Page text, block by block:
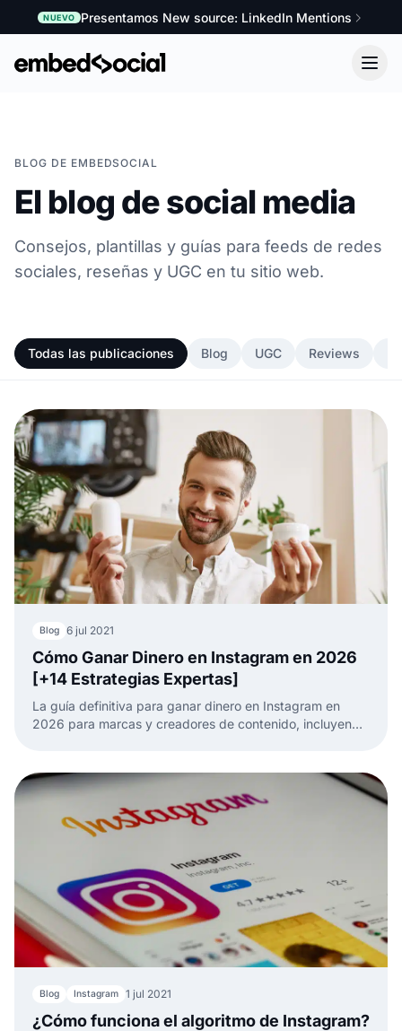
NUEVO Presentamos New source: LinkedIn Mentions
BLOG DE EMBEDSOCIAL
El blog de social media
Consejos, plantillas y guías para feeds de redes
sociales, reseñas y UGC en tu sitio web.
Todas las publicaciones Blog UGC Reviews
Blog 6 jul 2021
Cómo Ganar Dinero en Instagram en 2026
[+14 Estrategias Expertas]
La guía definitiva para ganar dinero en Instagram en
2026 para marcas y creadores de contenido, incluyendo
Blog Instagram 1 jul 2021
¿Cómo funciona el algoritmo de Instagram?